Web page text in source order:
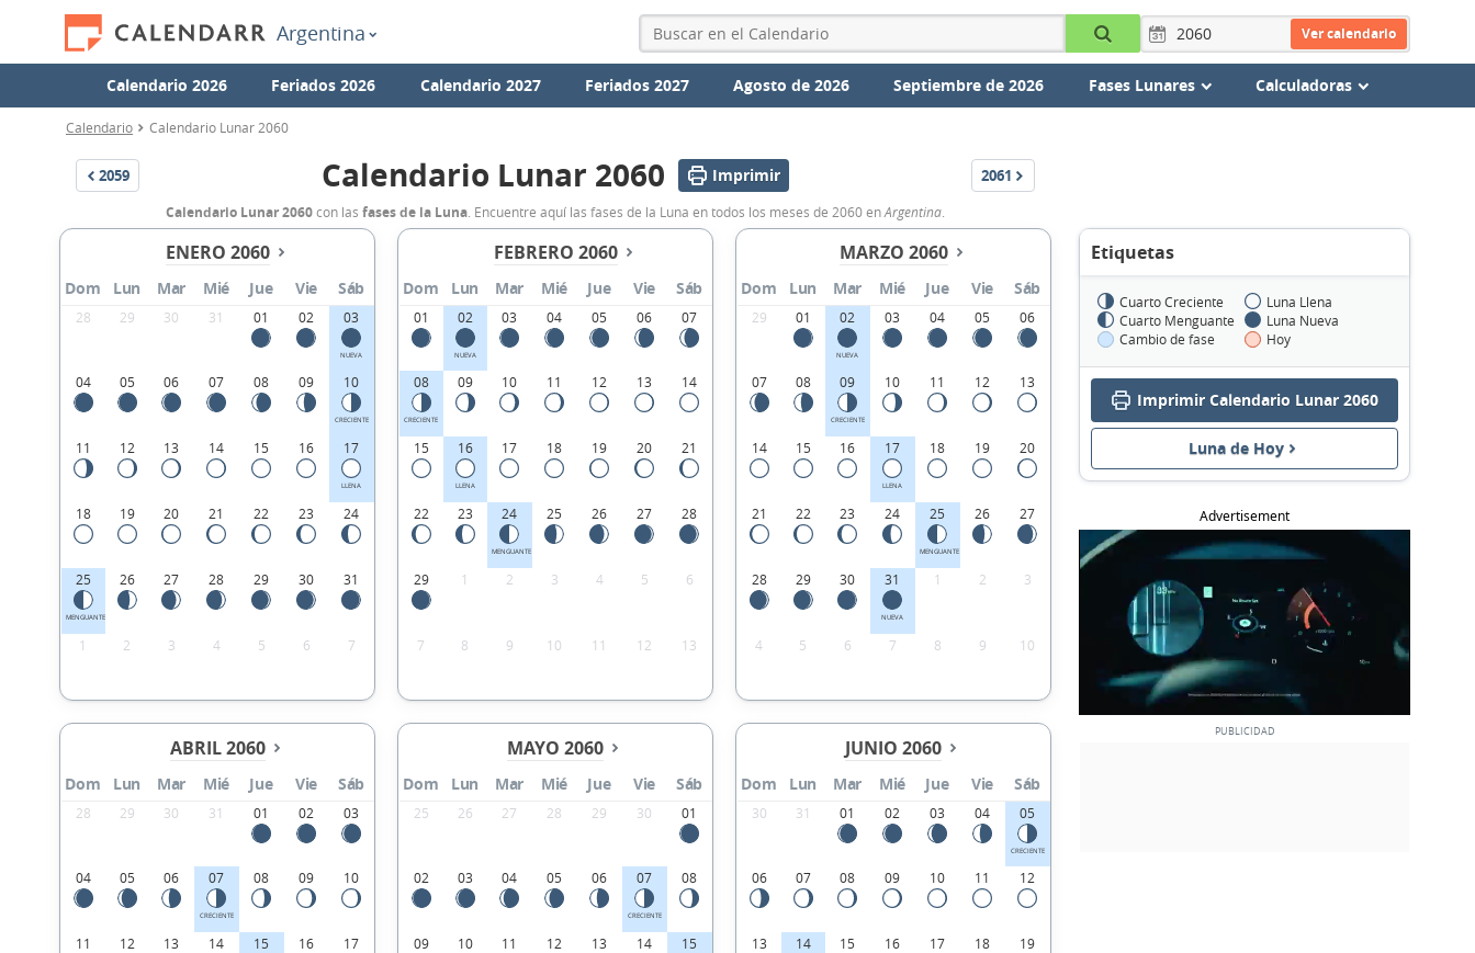
Argentina Ver calendario
Calendario 2026 Feriados 2026 Calendario 2027 Feriados 2027 Agosto de 2026 Septiembre de 2026 Fases Lunares Calculadoras
Calendario Calendario Lunar 2060
2059 Calendario Lunar 2060 Imprimir 2061
Calendario Lunar 2060con las fases de la Luna . Encuentre aquí las fases de la Luna en todos los meses de 2060 enArgentina
ENERO 2060
Dom Lun Mar Mié Jue Vie Sáb
28 29 30 31 01 02 03
NUEVA
04 05 06 07 08 09 10
CRECIENTE
11 12 13 14 15 16 17
LLENA
18 19 20 21 22 23 24
25
MENGUANTE
26 27 28 29 30 31
1 2 3 4 5 6 7
FEBRERO 2060
Dom Lun Mar Mié Jue Vie Sáb
01 02
NUEVA
03 04 05 06 07
08
CRECIENTE
09 10 11 12 13 14
15 16
LLENA
17 18 19 20 21
22 23 24
MENGUANTE
25 26 27 28
29 1 2 3 4 5 6
7 8 9 10 11 12 13
MARZO 2060
Dom Lun Mar Mié Jue Vie Sáb
29 01 02
NUEVA
03 04 05 06
07 08 09
CRECIENTE
10 11 12 13
14 15 16 17
LLENA
18 19 20
21 22 23 24 25
MENGUANTE
26 27
28 29 30 31
NUEVA
1 2 3
4 5 6 7 8 9 10
ABRIL 2060
Dom Lun Mar Mié Jue Vie Sáb
28 29 30 31 01 02 03
04 05 06 07
CRECIENTE
08 09 10
11 12 13 14 15 16 17
MAYO 2060
Dom Lun Mar Mié Jue Vie Sáb
25 26 27 28 29 30 01
02 03 04 05 06 07
CRECIENTE
08
09 10 11 12 13 14 15
JUNIO 2060
Dom Lun Mar Mié Jue Vie Sáb
30 31 01 02 03 04 05
CRECIENTE
06 07 08 09 10 11 12
13 14 15 16 17 18 19
Etiquetas
Cuarto Creciente
Luna Llena
Cuarto Menguante
Luna Nueva
Cambio de fase
Hoy
Imprimir Calendario Lunar 2060
Luna de Hoy
Advertisement